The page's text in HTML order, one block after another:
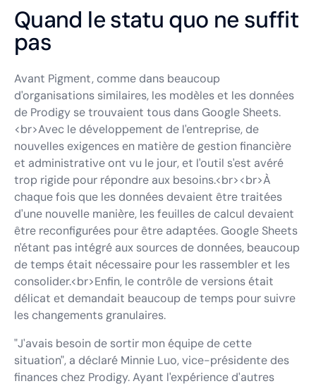
Quand le statu quo ne suffit
pas
Avant Pigment, comme dans beaucoup
d'organisations similaires, les modèles et les données
de Prodigy se trouvaient tous dans Google Sheets.
<br>Avec le développement de l'entreprise, de
nouvelles exigences en matière de gestion financière
et administrative ont vu le jour, et l'outil s'est avéré
trop rigide pour répondre aux besoins.<br><br>À
chaque fois que les données devaient être traitées
d'une nouvelle manière, les feuilles de calcul devaient
être reconfigurées pour être adaptées. Google Sheets
n'étant pas intégré aux sources de données, beaucoup
de temps était nécessaire pour les rassembler et les
consolider.<br>Enfin, le contrôle de versions était
délicat et demandait beaucoup de temps pour suivre
les changements granulaires.
"J'avais besoin de sortir mon équipe de cette
situation", a déclaré Minnie Luo, vice-présidente des
finances chez Prodigy. Ayant l'expérience d'autres